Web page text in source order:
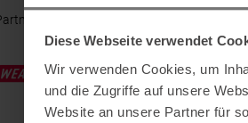
Diese Webseite verwendet
Wir verwenden Cookies, um
und die Zugriffe auf unsere
Website an unsere Partner für
von